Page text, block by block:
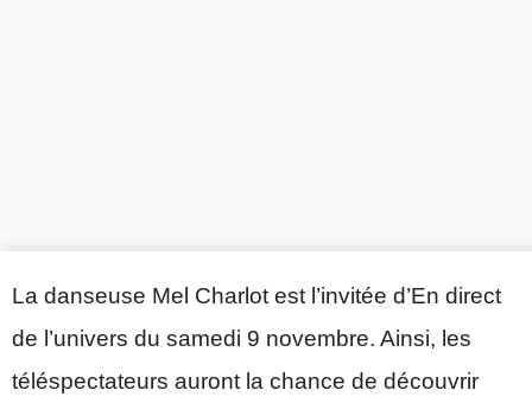
La danseuse Mel Charlot est l’invitée d’En direct
de l’univers du samedi 9 novembre. Ainsi, les
téléspectateurs auront la chance de découvrir